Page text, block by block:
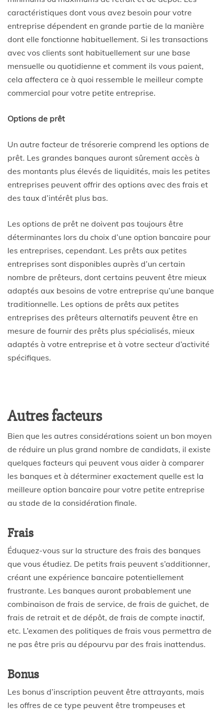
caractéristiques dont vous avez besoin pour votre
entreprise dépendent en grande partie de la manière
dont elle fonctionne habituellement. Si les transactions
avec vos clients sont habituellement sur une base
mensuelle ou quotidienne et comment ils vous paient,
cela affectera ce à quoi ressemble le meilleur compte
commercial pour votre petite entreprise.
Options de prêt
Un autre facteur de trésorerie comprend les options de
prêt. Les grandes banques auront sûrement accès à
des montants plus élevés de liquidités, mais les petites
entreprises peuvent offrir des options avec des frais et
des taux d’intérêt plus bas.
Les options de prêt ne doivent pas toujours être
déterminantes lors du choix d’une option bancaire pour
les entreprises, cependant. Les prêts aux petites
entreprises sont disponibles auprès d’un certain
nombre de prêteurs, dont certains peuvent être mieux
adaptés aux besoins de votre entreprise qu’une banque
traditionnelle. Les options de prêts aux petites
entreprises des prêteurs alternatifs peuvent être en
mesure de fournir des prêts plus spécialisés, mieux
adaptés à votre entreprise et à votre secteur d’activité
spécifiques.
Autres facteurs
Bien que les autres considérations soient un bon moyen
de réduire un plus grand nombre de candidats, il existe
quelques facteurs qui peuvent vous aider à comparer
les banques et à déterminer exactement quelle est la
meilleure option bancaire pour votre petite entreprise
au stade de la considération finale.
Frais
Éduquez-vous sur la structure des frais des banques
que vous étudiez. De petits frais peuvent s’additionner,
créant une expérience bancaire potentiellement
frustrante. Les banques auront probablement une
combinaison de frais de service, de frais de guichet, de
frais de retrait et de dépôt, de frais de compte inactif,
etc. L’examen des politiques de frais vous permettra de
ne pas être pris au dépourvu par des frais inattendus.
Bonus
Les bonus d’inscription peuvent être attrayants, mais
les offres de ce type peuvent être trompeuses et